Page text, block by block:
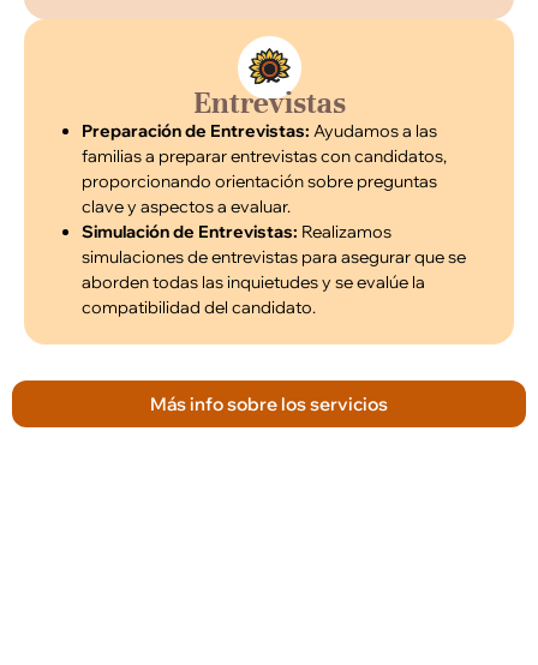
Entrevistas
Preparación de Entrevistas: Ayudamos a las
familias a preparar entrevistas con candidatos,
proporcionando orientación sobre preguntas
clave y aspectos a evaluar.
Simulación de Entrevistas: Realizamos
simulaciones de entrevistas para asegurar que se
aborden todas las inquietudes y se evalúe la
compatibilidad del candidato.
Más info sobre los servicios